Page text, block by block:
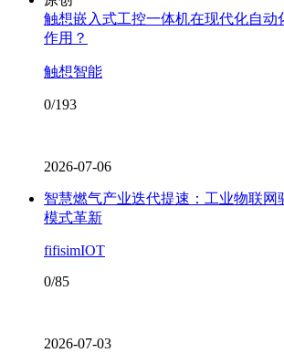
触想嵌入式工控一体机在现代化自动
作用？
触想智能
0/193
2026-07-06
智慧燃气产业迭代提速：工业物联网
模式革新
fifisimIOT
0/85
2026-07-03